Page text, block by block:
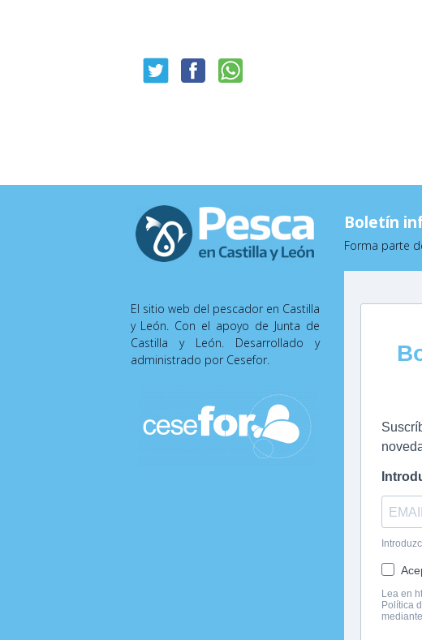
El sitio web del pescador en Castilla
y León. Con el apoyo de Junta de
Castilla y León. Desarrollado y
administrado por Cesefor.
Boletín
Forma parte